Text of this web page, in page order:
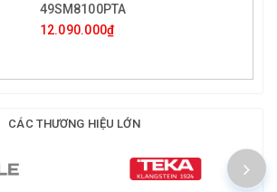
49SM8100PTA
12.090.000₫
CÁC THƯƠNG HIỆU LỚN